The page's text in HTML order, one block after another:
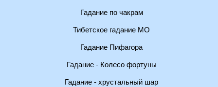
Гадание по чакрам
Тибетское гадание МО
Гадание Пифагора
Гадание - Колесо фортуны
Гадание - хрустальный шар